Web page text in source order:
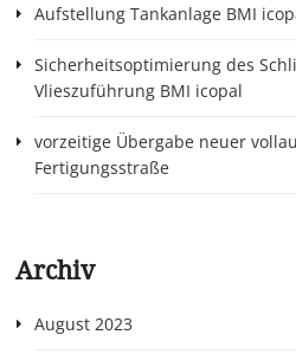
Aufstellung Tankanlage BMI
Sicherheitsoptimierung des
Vlieszuführung BMI icopal
vorzeitige Übergabe neuer
Fertigungsstraße
Archiv
August 2023